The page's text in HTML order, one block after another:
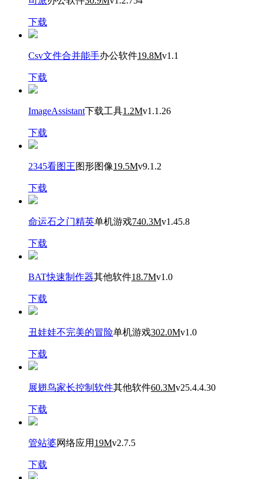
下载
Csv文件合并能手办公软件19.8Mv1.1
下载
ImageAssistant下载工具1.2Mv1.1.26
下载
2345看图王图形图像19.5Mv9.1.2
下载
命运石之门精英单机游戏740.3Mv1.45.8
下载
BAT快速制作器其他软件18.7Mv1.0
下载
丑娃娃不完美的冒险单机游戏302.0Mv1.0
下载
展翅鸟家长控制软件其他软件60.3Mv25.4.4.30
下载
管站婆网络应用 19Mv2.7.5
下载